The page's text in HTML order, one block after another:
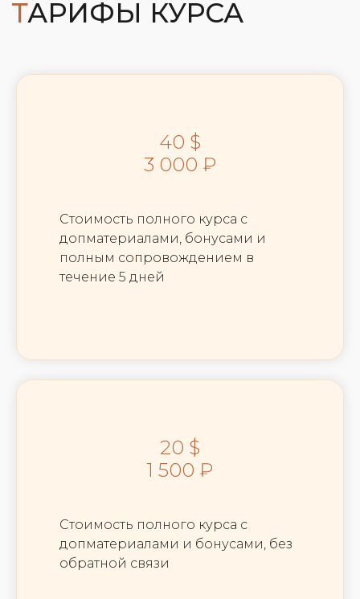
40 $
3 000 ₽
Стоимость полного курса с
допматериалами, бонусами и
полным сопровождением в
течение 5 дней
20 $
1 500 ₽
Стоимость полного курса с
допматериалами и бонусами, без
обратной связи